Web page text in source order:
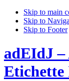
Skip to main
Skip to
Skip to Footer
adEIdJ –
Etichette